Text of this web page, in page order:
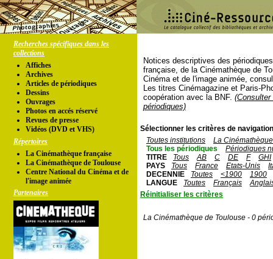
Recherches spécifiques dans les
collections
Affiches
Archives
Articles de périodiques
Dessins
Ouvrages
Photos en accés réservé
Revues de presse
Vidéos (DVD et VHS)
Répertoires
La Cinémathèque française
La Cinémathèque de Toulouse
Centre National du Cinéma et de
l'image animée
Partenaires
Notices descriptives des
française, de la Cinémathèque de
Cinéma et de l'image animée,
Les titres Cinémagazine et Paris-
coopération avec la BNF.
périodiques)
Sélectionner les critères de
Toutes institutions
La
Tous les périodiques
Périodiques
TITRE
Tous AB C DE F
GHI
PAYS
Tous France Etats-Unis
DECENNIE
Toutes <1900
1900
LANGUE
Toutes Français
Réinitialiser les critères
La Cinémathèque de Toulouse - 0